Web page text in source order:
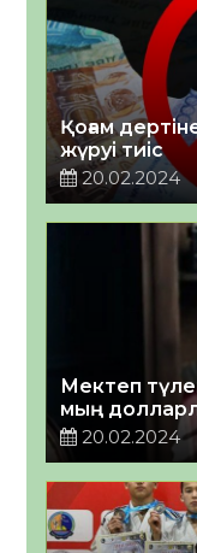
Қоғам
жүруі тиіс
20.02.2024
Мектеп
мың
20.02.2024